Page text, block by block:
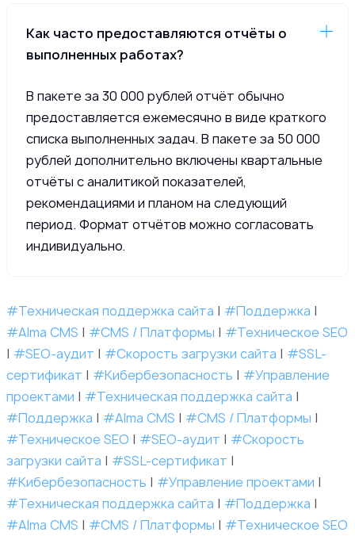
Как часто предоставляются отчёты о
выполненных работах?
В пакете за 30 000 рублей отчёт обычно
предоставляется ежемесячно в виде краткого
списка выполненных задач. В пакете за 50 000
рублей дополнительно включены квартальные
отчёты с аналитикой показателей,
рекомендациями и планом на следующий
период. Формат отчётов можно согласовать
индивидуально.
#Техническая поддержка сайта | #Поддержка |
#Alma CMS | #CMS / Платформы | #Техническое SEO
| #SEO-аудит | #Скорость загрузки сайта | #SSL-
сертификат | #Кибербезопасность | #Управление
проектами | #Техническая поддержка сайта |
#Поддержка | #Alma CMS | #CMS / Платформы |
#Техническое SEO | #SEO-аудит | #Скорость
загрузки сайта | #SSL-сертификат |
#Кибербезопасность | #Управление проектами |
#Техническая поддержка сайта | #Поддержка |
#Alma CMS | #CMS / Платформы | #Техническое SEO